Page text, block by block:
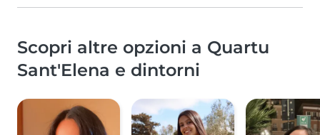
Scopri altre opzioni a Quartu
Sant'Elena e dintorni